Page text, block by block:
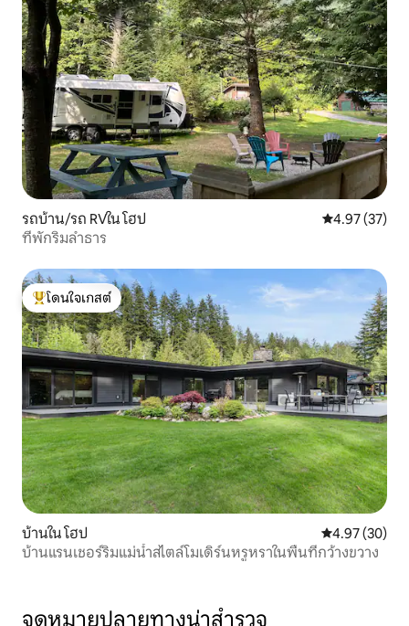
รถบ้าน/รถ RVใน โฮป คะแนนเฉลี่ย
4.97 (37)
ที่พักริมลำธาร
โดนใจเกสต์ที่สุด
โดนใจเกสต์
บ้านใน โฮป คะแนนเฉลี่ย
4.97 (30)
บ้านแรนเชอร์ริมแม่น้ำสไตล์โมเดิร์นหรูหราในพื้นที่กว้างขวาง
จุดหมายปลายทางน่าสำรวจ